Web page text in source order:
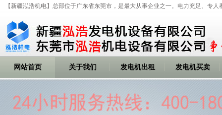
【新疆泓浩机电】总部位于广东省东莞市，是最大从事企业之一。电力充足、专
网站首页 关于我们 发电机出租 发电机买卖